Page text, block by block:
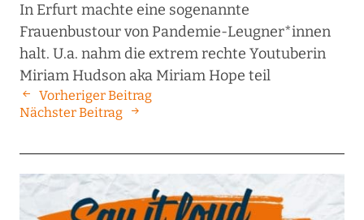
In Erfurt machte eine sogenannte
Frauenbustour von Pandemie-Leugner*innen
halt. U.a. nahm die extrem rechte Youtuberin
Miriam Hudson aka Miriam Hope teil
Vorheriger Beitrag
Nächster Beitrag